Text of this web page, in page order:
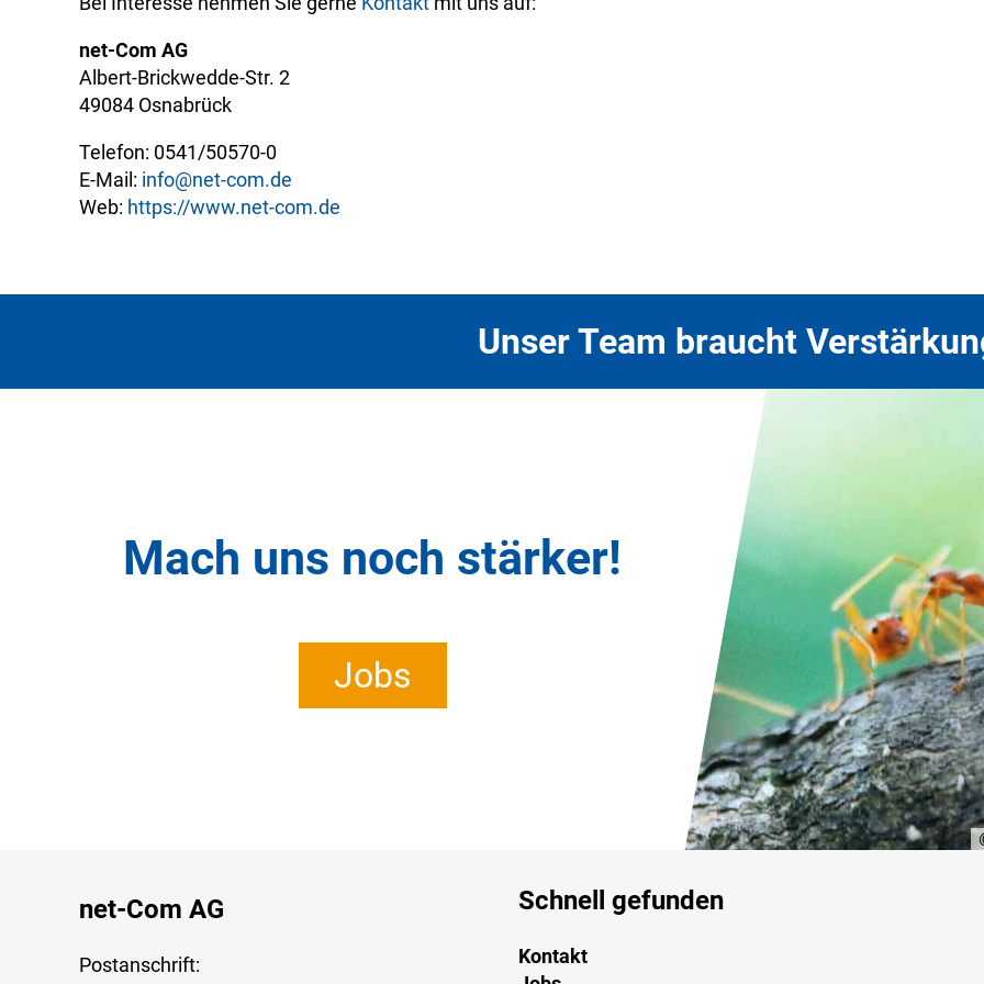
net-Com AG
Albert-Brickwedde-Str. 2
49084 Osnabrück
Telefon: 0541/50570-0
E-Mail: info@net-com.de
Web: https://www.net-com.de
Unser Team braucht
Mach uns noch stärker!
Jobs
Werde Teil unseres Teams!
Jobs
net-Com AG
Postanschrift:
Schnell gefunden
Kontakt